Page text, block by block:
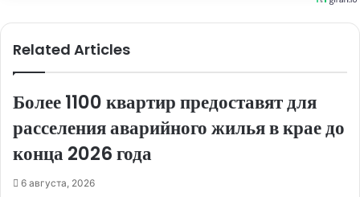
Related Articles
Более 1100 квартир предоставят для
расселения аварийного жилья в крае до
конца 2026 года
6 августа, 2026